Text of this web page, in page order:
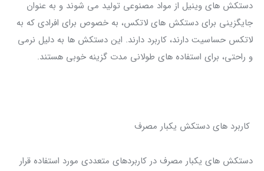
دستکش‌ های وینیل از مواد مصنوعی تولید می‌ شوند و به عنوان
جایگزینی برای دستکش‌ های لاتکس، به خصوص برای افرادی که به
لاتکس حساسیت دارند، کاربرد دارند. این دستکش‌ ها به دلیل نرمی
و راحتی، برای استفاده‌ های طولانی‌ مدت گزینه خوبی هستند.
کاربرد های دستکش یکبار مصرف
دستکش‌ های یکبار مصرف در کاربردهای متعددی مورد استفاده قرار